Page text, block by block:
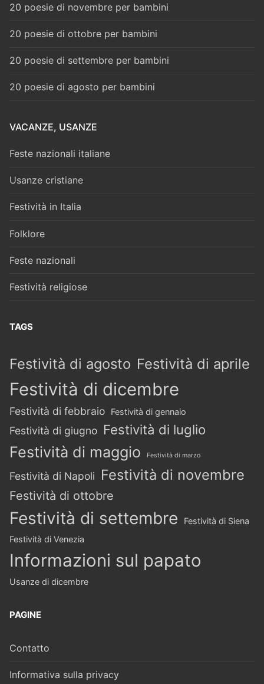
20 poesie di novembre per bambini
20 poesie di ottobre per bambini
20 poesie di settembre per bambini
20 poesie di agosto per bambini
VACANZE, USANZE
Feste nazionali italiane
Usanze cristiane
Festività in Italia
Folklore
Feste nazionali
Festività religiose
TAGS
Festività di agosto Festività di aprile
Festività di dicembre
Festività di febbraio Festività di gennaio
Festività di giugno Festività di luglio
Festività di maggio Festività di marzo
Festività di Napoli Festività di novembre
Festività di ottobre
Festività di settembre
Festività di Siena
Festività di Venezia
Informazioni sul papato
Usanze di dicembre
PAGINE
Contatto
Informativa sulla privacy